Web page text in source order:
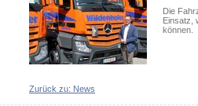
Die
Einsatz,
können.
Zurück zu: News